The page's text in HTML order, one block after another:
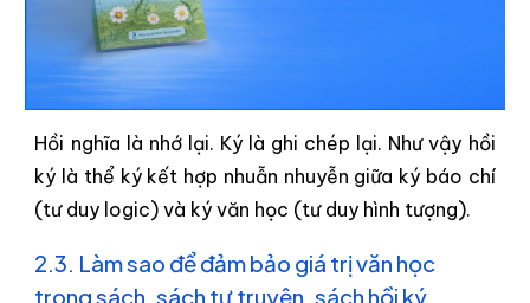
Hồi nghĩa là nhớ lại. Ký là ghi chép lại. Như vậy hồi
ký là thể ký kết hợp nhuẫn nhuyễn giữa ký báo chí
(tư duy logic) và ký văn học (tư duy hình tượng).
2.3. Làm sao để đảm bảo giá trị văn học
trong sách, sách tự truyện, sách hồi ký